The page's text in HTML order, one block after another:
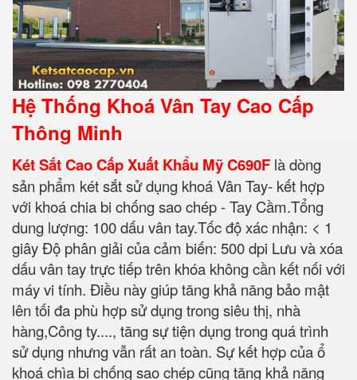
Hệ Thống Khoá Vân Tay Cao Cấp
Thông Minh
Két Sắt Cao Cấp Xuất Khẩu Mỹ C690F là dòng
sản phẩm két sắt sử dụng khoá Vân Tay- kết hợp
với khoá chia bi chống sao chép - Tay Cầm.Tổng
dung lượng: 100 dấu vân tay.Tốc độ xác nhận: < 1
giây Độ phân giải của cảm biến: 500 dpi Lưu và xóa
dấu vân tay trực tiếp trên khóa không cần kết nối với
máy vi tính. Điều này giúp tăng khả năng bảo mật
lên tối đa phù hợp sử dụng trong siêu thị, nhà
hàng,Công ty...., tăng sự tiện dụng trong quá trình
sử dụng nhưng vẫn rất an toàn. Sự kết hợp của ổ
khoá chìa bi chống sao chép cũng tăng khả năng